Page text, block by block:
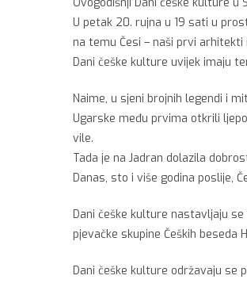
U petak 20. rujna u 19 sati u
na temu Česi – naši prvi
Dani češke kulture uvijek imaju
Naime, u sjeni brojnih legendi i
Ugarske među prvima otkrili
vile.
Tada je na Jadran dolazila
Danas, sto i više godina poslije,
Dani češke kulture nastavljaju
pjevačke skupine Čeških beseda
Dani češke kulture održavaju se